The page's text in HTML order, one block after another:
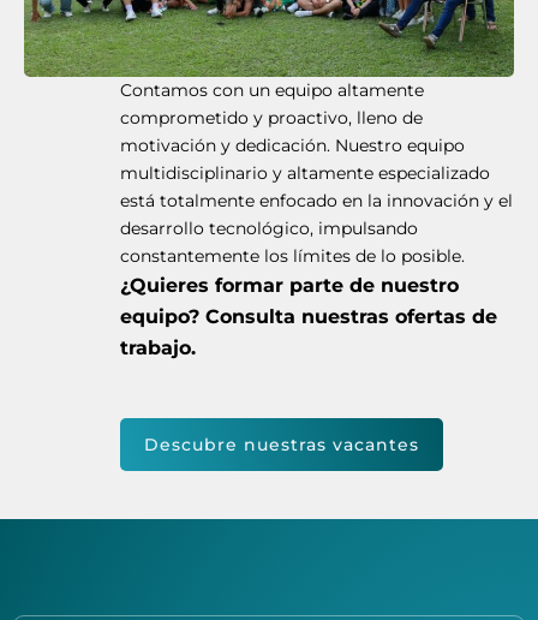
Contamos con un equipo altamente
comprometido y proactivo, lleno de
motivación y dedicación. Nuestro equipo
multidisciplinario y altamente especializado
está totalmente enfocado en la innovación y el
desarrollo tecnológico, impulsando
constantemente los límites de lo posible.
¿Quieres formar parte de nuestro
equipo? Consulta nuestras ofertas de
trabajo.
Descubre nuestras vacantes